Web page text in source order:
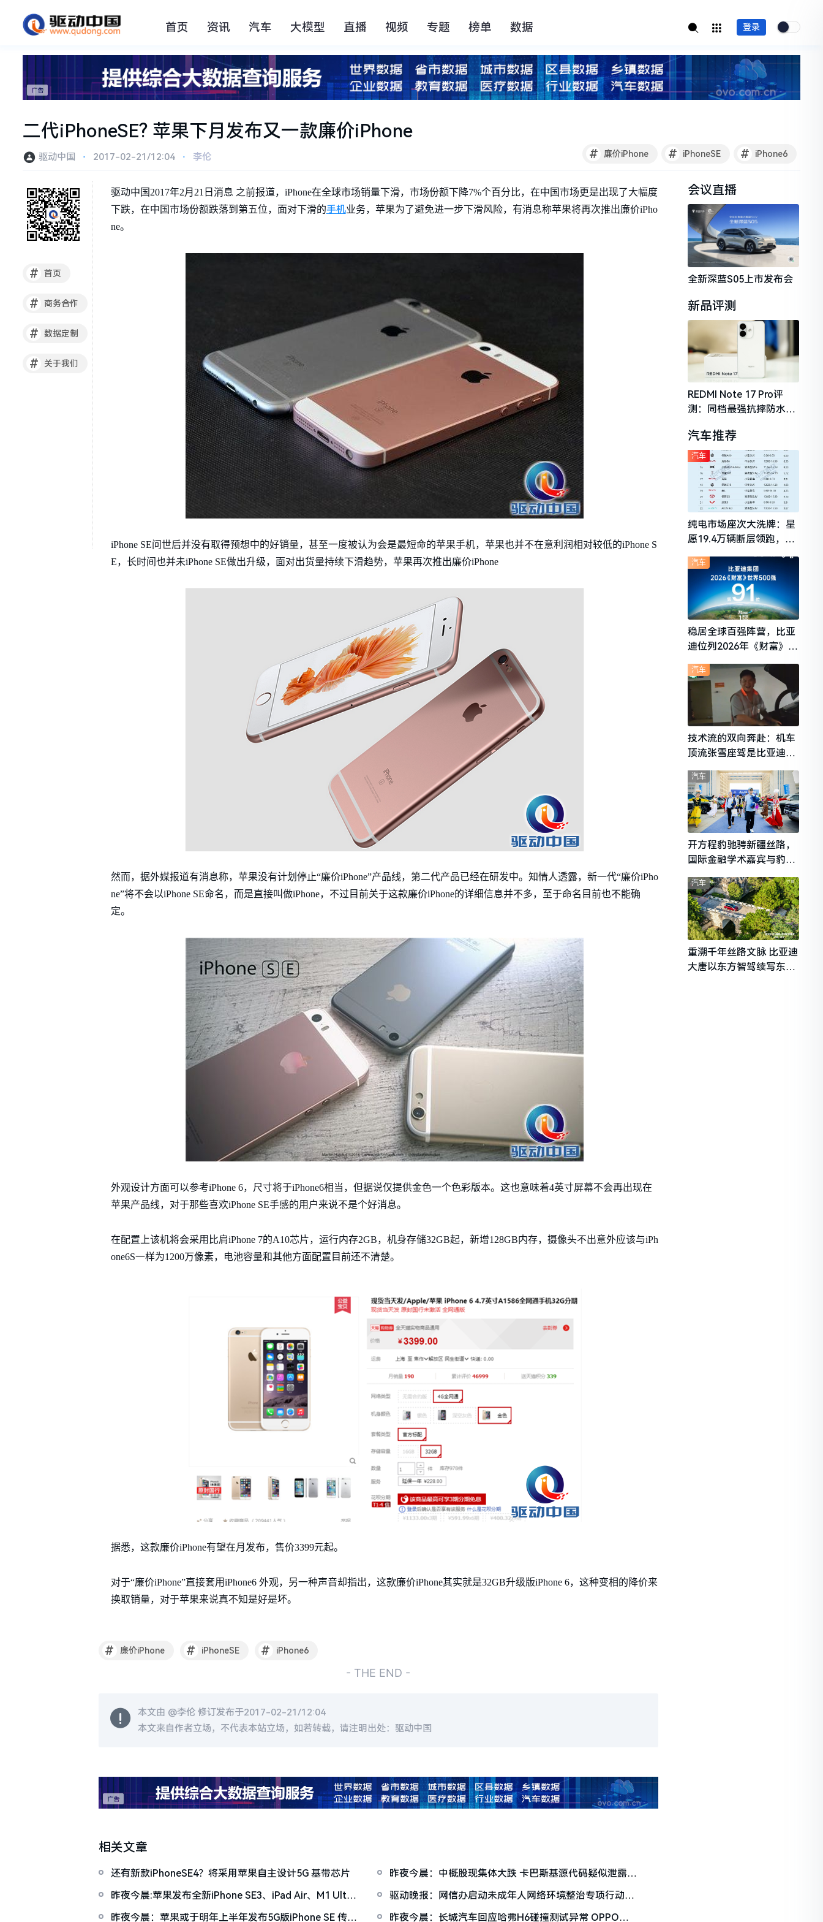
首页 资讯 汽车 大模型 直播 视频 专题 榜单 数据 登录
二代iPhoneSE? 苹果下月发布又一款廉价iPhone
# 廉价iPhone # iPhoneSE # iPhone6
驱动中国 ⋅ 2017-02-21/12:04 ⋅ 李伦
# 首页
# 商务合作
# 数据定制
# 关于我们
驱动中国2017年2月21日消息 之前报道，iPhone在全球市场销量下滑，市场份额下降7%个百分比，在中国市场更是出现了大幅度
下跌，在中国市场份额跌落到第五位，面对下滑的手机业务，苹果为了避免进一步下滑风险，有消息称苹果将再次推出廉价iPho
ne。
iPhone SE问世后并没有取得预想中的好销量，甚至一度被认为会是最短命的苹果手机，苹果也并不在意利润相对较低的iPhone S
E，长时间也并未iPhone SE做出升级，面对出货量持续下滑趋势，苹果再次推出廉价iPhone
然而，据外媒报道有消息称，苹果没有计划停止“廉价iPhone”产品线，第二代产品已经在研发中。知情人透露，新一代“廉价iPho
ne”将不会以iPhone SE命名，而是直接叫做iPhone，不过目前关于这款廉价iPhone的详细信息并不多，至于命名目前也不能确
定。
外观设计方面可以参考iPhone 6，尺寸将于iPhone6相当，但据说仅提供金色一个色彩版本。这也意味着4英寸屏幕不会再出现在
苹果产品线，对于那些喜欢iPhone SE手感的用户来说不是个好消息。
在配置上该机将会采用比肩iPhone 7的A10芯片，运行内存2GB，机身存储32GB起，新增128GB内存，摄像头不出意外应该与iPh
one6S一样为1200万像素，电池容量和其他方面配置目前还不清楚。
据悉，这款廉价iPhone有望在月发布，售价3399元起。
对于“廉价iPhone”直接套用iPhone6 外观，另一种声音却指出，这款廉价iPhone其实就是32GB升级版iPhone 6，这种变相的降价来
换取销量，对于苹果来说真不知是好是坏。
# 廉价iPhone # iPhoneSE # iPhone6
- THE END -
本文由 @李伦修订发布于2017-02-21/12:04
本文来自作者立场，不代表本站立场，如若转载，请注明出处：驱动中国
相关文章
还有新款iPhoneSE4？将采用苹果自主设计5G 基带芯片
昨夜今晨：中概股现集体大跌 卡巴斯基源代码疑似泄露
三星手机遭韩国用户集体诉讼
昨夜今晨:苹果发布全新iPhone SE3、iPad Air、M1 Ultra
芯片等新品
驱动晚报：网信办启动未成年人网络环境整治专项行动
realme真我GT大师系列发布
昨夜今晨：苹果或于明年上半年发布5G版iPhone SE 传小 昨夜今晨：长城汽车回应哈弗H6碰撞测试异常 OPPO发
会议直播
全新深蓝S05上市发布会
新品评测
REDMI Note 17 Pro评
测：同档最强抗摔防水，
守门员
汽车推荐
纯电市场座次大洗牌：星
愿19.4万辆断层领跑，理
想i6成最强黑马
汽车
稳居全球百强阵营，比亚
迪位列2026年《财富》世
汽车
技术流的双向奔赴：机车
顶流张雪座驾是比亚迪秦
L
汽车
开方程豹驰骋新疆丝路，
国际金融学术嘉宾与豹友
共赴山海热爱
汽车
重溯千年丝路文脉 比亚迪
大唐以东方智驾续写东西
汽车